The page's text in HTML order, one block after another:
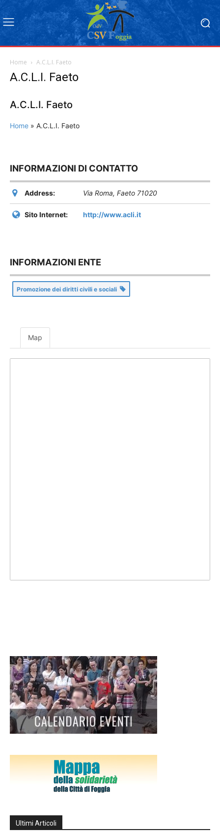
Home A.C.L.I. Faeto
A.C.L.I. Faeto
A.C.L.I. Faeto
Home » A.C.L.I. Faeto
INFORMAZIONI DI CONTATTO
Address: Via Roma, Faeto 71020
Sito Internet: http://www.acli.it
INFORMAZIONI ENTE
Promozione dei diritti civili e sociali
Map
Ultimi Articoli